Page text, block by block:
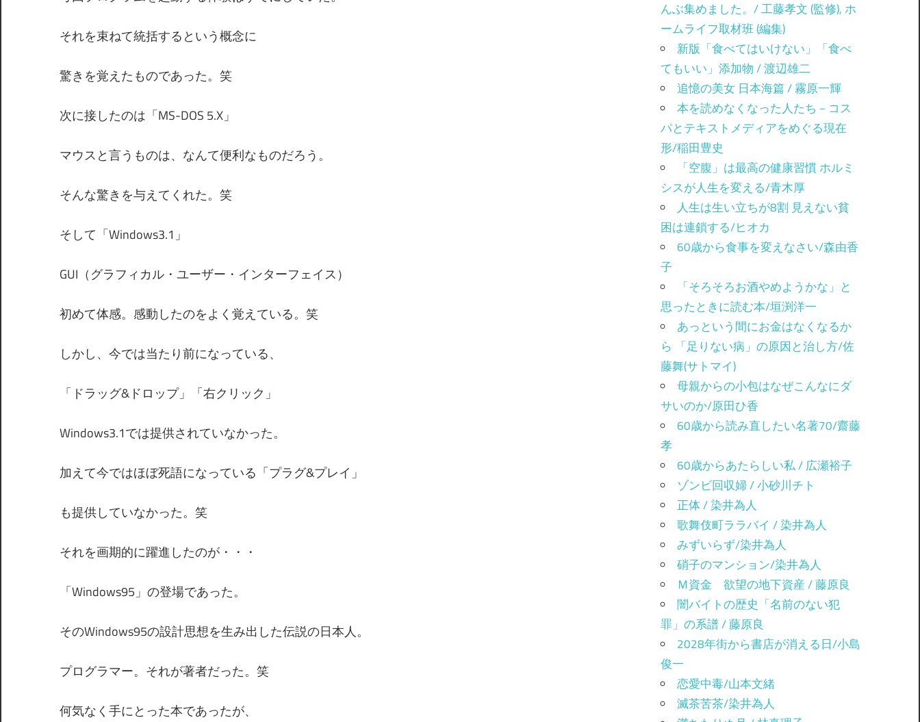
それを束ねて統括するという概念に
驚きを覚えたものであった。笑
次に接したのは「MS-DOS 5.X」
マウスと言うものは、なんて便利なものだろう。
そんな驚きを与えてくれた。笑
そして「Windows3.1」
GUI（グラフィカル・ユーザー・インターフェイス）
初めて体感。感動したのをよく覚えている。笑
しかし、今では当たり前になっている、
「ドラッグ&ドロップ」「右クリック」
Windows3.1では提供されていなかった。
加えて今ではほぼ死語になっている「プラグ&プレイ」
も提供していなかった。笑
それを画期的に躍進したのが・・・
「Windows95」の登場であった。
そのWindows95の設計思想を生み出した伝説の日本人。
プログラマー。それが著者だった。笑
何気なく手にとった本であったが、
んぶ集めました。/ 工藤孝文 (監修), ホ
ームライフ取材班 (編集)
新版「食べてはいけない」「食べ
てもいい」添加物 / 渡辺雄二
追憶の美女 日本海篇 / 霧原一輝
本を読めなくなった人たち－コス
パとテキストメディアをめぐる現在
形/稲田豊史
「空腹」は最高の健康習慣 ホルミ
シスが人生を変える/青木厚
人生は生い立ちが8割 見えない貧
困は連鎖する/ヒオカ
60歳から食事を変えなさい/森由香
子
「そろそろお酒やめようかな」と
思ったときに読む本/垣渕洋一
あっという間にお金はなくなるか
ら 「足りない病」の原因と治し方/佐
藤舞(サトマイ)
母親からの小包はなぜこんなにダ
サいのか/原田ひ香
60歳から読み直したい名著70/齋藤
孝
60歳からあたらしい私 / 広瀬裕子
ゾンビ回収婦 / 小砂川チト
正体 / 染井為人
歌舞伎町ララバイ / 染井為人
みずいらず/染井為人
硝子のマンション/染井為人
Ｍ資金 欲望の地下資産 / 藤原良
闇バイトの歴史「名前のない犯
罪」の系譜 / 藤原良
2028年街から書店が消える日/小島
俊一
恋愛中毒/山本文緒
滅茶苦茶/染井為人